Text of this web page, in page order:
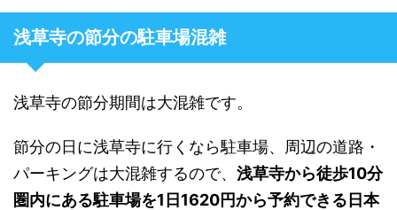
浅草寺の節分の駐車場混雑
浅草寺の節分期間は大混雑です。
節分の日に浅草寺に行くなら駐車場、周辺の道路・
パーキングは大混雑するので、 浅草寺から徒歩10分
圏内にある駐車場を1日1620円から予約できる日本